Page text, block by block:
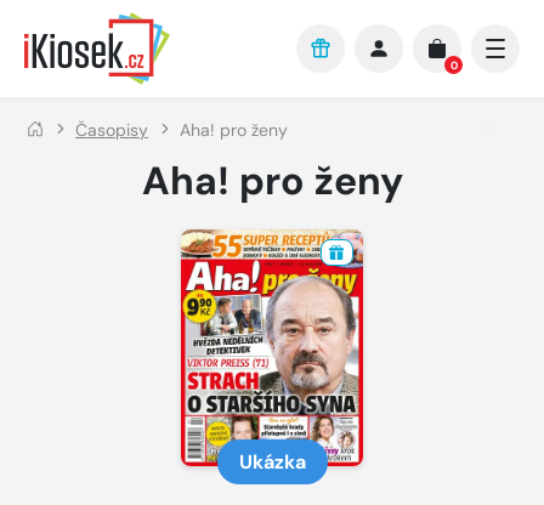
Přejít na hlavní obsah
0
Časopisy Aha! pro ženy
Aha! pro ženy
Ukázka